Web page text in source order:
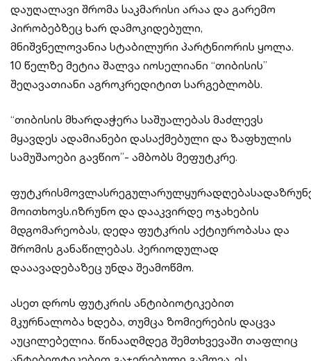
დაუღალავი შრომა საკმარისი არაა და გარემო
პირობებზეც ხარ დამოკიდებული,
მნიშვნელოვანია სტაბილური პარტნიორის ყოლა.
10 წელზე მეტია შალვა იოსელიანი “თიბისის”
შეღავათიანი აგროკრედიტით სარგებლობს.
“თიბისის მხარდაჭერა საშუალებას მაძლევს
მყავდეს ადამიანები დასაქმებული და ზაფხულის
სამუშაოები გავწიო”- ამბობს მეფუტკრე.
მოითხოვს.იზრუნო და დააკვირდე ოჯახების
მდგომარეობას, დედა ფუტკრის აქტიურობასა და
შრომის განაწილებას. პერიოდულად
დააავადებაზეც უნდა შეამოწმო.
ასეთ დროს ფუტკრის ანტიბიოტიკებით
მკურნალობა ხდება, თუმცა ზომიერების დაცვა
აუცილებელია. წინააღმდეგ შემთხვევაში თაფლიც